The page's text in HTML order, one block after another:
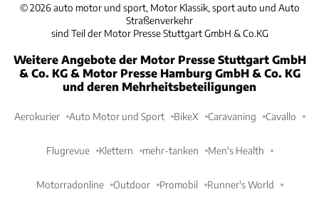
©2026 auto motor und sport, Motor Klassik, sport auto und Auto
Straßenverkehr
sind Teil der Motor Presse Stuttgart GmbH & Co.KG
Weitere Angebote der Motor Presse Stuttgart GmbH
& Co. KG & Motor Presse Hamburg GmbH & Co. KG
und deren Mehrheitsbeteiligungen
Aerokurier Auto Motor und Sport BikeX Caravaning Cavallo
Flugrevue Klettern mehr-tanken Men's Health
Motorradonline Outdoor Promobil Runner's World